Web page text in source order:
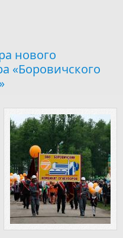
нового
«Боровичского